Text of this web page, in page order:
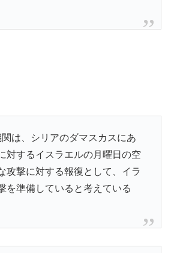
は、シリアのダマスカスにあ
対するイスラエルの月曜日の空
攻撃に対する報復として、イラ
を準備していると考えている